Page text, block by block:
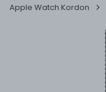
Apple Watch Kordon